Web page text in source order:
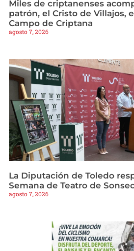
Miles de criptanenses
patrón, el Cristo de Villajos,
Campo de Criptana
agosto 7, 2026
La Diputación de Toledo
Semana de Teatro de
agosto 7, 2026